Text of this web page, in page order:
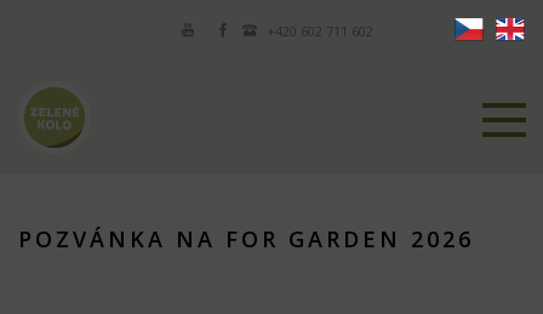
+420 602 711 602
POZVÁNKA NA FOR GARDEN 2026